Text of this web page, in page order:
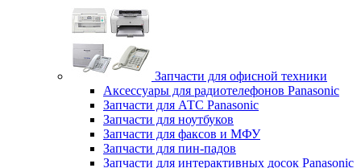
Запчасти для офисной техники
Аксессуары для радиотелефонов Panasonic
Запчасти для АТС Panasonic
Запчасти для ноутбуков
Запчасти для факсов и МФУ
Запчасти для пин-падов
Запчасти для интерактивных досок Panasonic